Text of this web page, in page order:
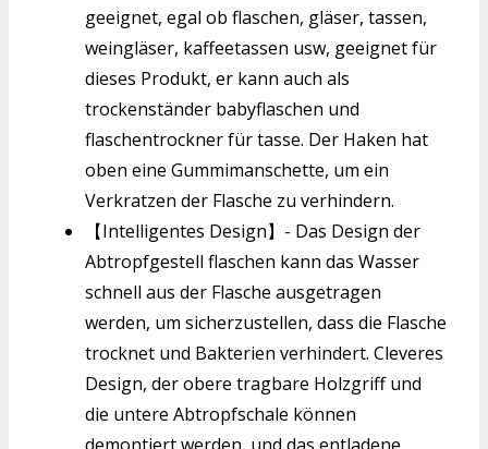
geeignet, egal ob flaschen, gläser, tassen,
weingläser, kaffeetassen usw, geeignet für
dieses Produkt, er kann auch als
trockenständer babyflaschen und
flaschentrockner für tasse. Der Haken hat
oben eine Gummimanschette, um ein
Verkratzen der Flasche zu verhindern.
【Intelligentes Design】- Das Design der
Abtropfgestell flaschen kann das Wasser
schnell aus der Flasche ausgetragen
werden, um sicherzustellen, dass die Flasche
trocknet und Bakterien verhindert. Cleveres
Design, der obere tragbare Holzgriff und
die untere Abtropfschale können